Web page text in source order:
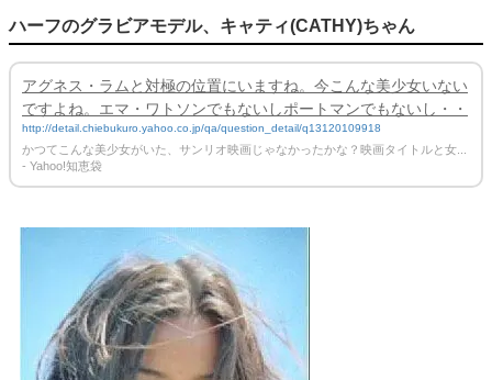
ハーフのグラビアモデル、キャティ(CATHY)ちゃん
アグネス・ラムと対極の位置にいますね。今こんな美少女いない
ですよね。エマ・ワトソンでもないしポートマンでもないし・・
http://detail.chiebukuro.yahoo.co.jp/qa/question_detail/q13120109918
かつてこんな美少女がいた、サンリオ映画じゃなかったかな？映画タイトルと女...
- Yahoo!知恵袋